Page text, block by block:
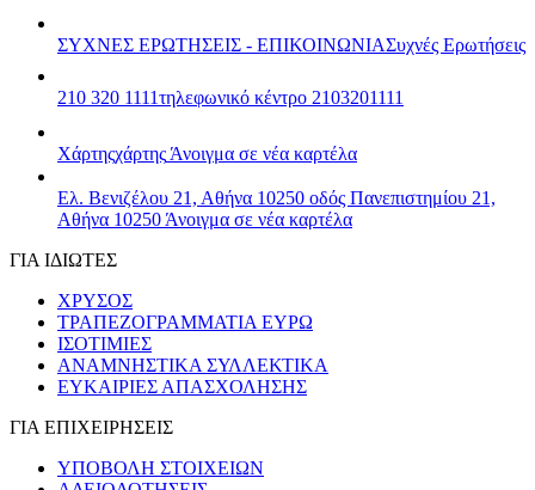
ΣΥΧΝΕΣ ΕΡΩΤΗΣΕΙΣ - ΕΠΙΚΟΙΝΩΝΙΑΣυχνές Ερωτήσεις
210 320 1111τηλεφωνικό κέντρο 2103201111
Χάρτηςχάρτης Άνοιγμα σε νέα καρτέλα
Ελ. Βενιζέλου 21, Αθήνα 10250 οδός Πανεπιστημίου 21,
Αθήνα 10250 Άνοιγμα σε νέα καρτέλα
ΓΙΑ ΙΔΙΩΤΕΣ
ΧΡΥΣΟΣ
ΤΡΑΠΕΖΟΓΡΑΜΜΑΤΙΑ ΕΥΡΩ
ΙΣΟΤΙΜΙΕΣ
ΑΝΑΜΝΗΣΤΙΚΑ ΣΥΛΛΕΚΤΙΚΑ
ΕΥΚΑΙΡΙΕΣ ΑΠΑΣΧΟΛΗΣΗΣ
ΓΙΑ ΕΠΙΧΕΙΡΗΣΕΙΣ
ΥΠΟΒΟΛΗ ΣΤΟΙΧΕΙΩΝ